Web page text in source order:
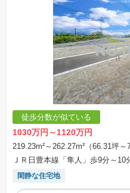
徒歩分数が似ている
1030万円～1120万円
219.23m²～262.27m²（66.31坪～
ＪＲ日豊本線「隼人」歩9分～10
閑静な住宅地